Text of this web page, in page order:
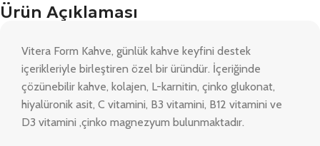
Ürün Açıklaması
Vitera Form Kahve, günlük kahve keyfini destek
içerikleriyle birleştiren özel bir üründür. İçeriğinde
çözünebilir kahve, kolajen, L-karnitin, çinko glukonat,
hiyalüronik asit, C vitamini, B3 vitamini, B12 vitamini ve
D3 vitamini ,çinko magnezyum bulunmaktadır.